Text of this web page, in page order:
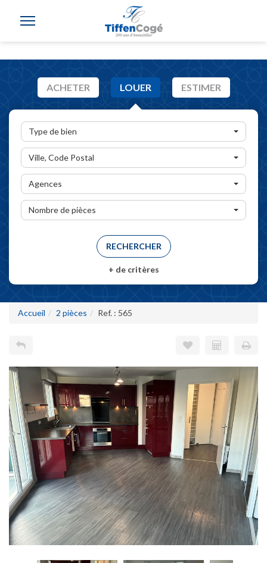
ACHETER LOUER ESTIMER
Type de bien
Ville, Code Postal
Agences
Nombre de pièces
+ de critères
Accueil 2 pièces Ref. : 565